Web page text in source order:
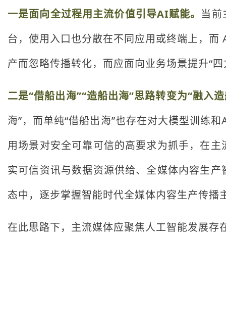
一是面向全过程用主流价值引导AI赋能。 当前
台，使用入口也分散在不同应用或终端上，
产而忽略传播转化，而应面向业务场景提升“
二是“借船出海”“造船出海”思路转变为“融入
海”，而单纯“借船出海”也存在对大模型训练
用场景对安全可靠可信的高要求为抓手，在
实可信资讯与数据资源供给、全媒体内容生
态中，逐步掌握智能时代全媒体内容生产传播
在此思路下，主流媒体应聚焦人工智能发展